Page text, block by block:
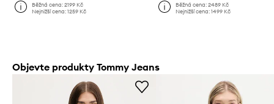
Běžná cena:2199 Kč
Nejnižší cena:1259 Kč
Běžná cena: 2489 Kč
Nejnižší cena: 1499 Kč
Objevte produkty Tommy Jeans